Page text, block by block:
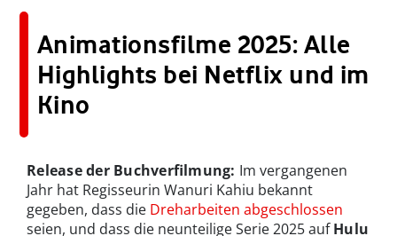
Animationsfilme 2025: Alle
Highlights bei Netflix und im
Kino
Release der Buchverfilmung: Im vergangenen
Jahr hat Regisseurin Wanuri Kahiu bekannt
gegeben, dass die Dreharbeiten abgeschlossen
seien, und dass die neunteilige Serie 2025 aufHulu